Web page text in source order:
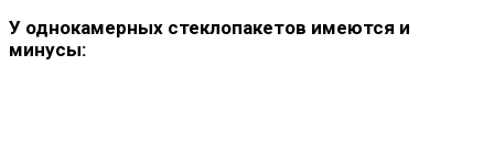
У однокамерных стеклопакетов имеются и
минусы: